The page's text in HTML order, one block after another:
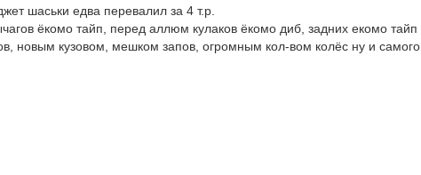
шаськи едва перевалил за 4 т.р.
ёкомо тайп, перед аллюм кулаков ёкомо диб, задних екомо тайп
новым кузовом, мешком запов, огромным кол-вом колёс ну и самого